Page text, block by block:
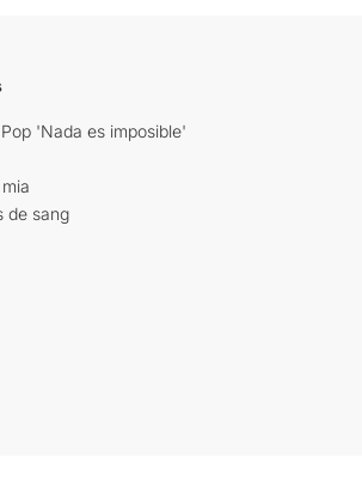
'Nada es imposible'
de sang